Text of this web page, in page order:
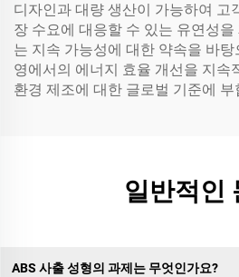
디자인과 대량 생산이 가능하여 고
장 수요에 대응할 수 있는 유연성
는 지속 가능성에 대한 약속을 바
영에서의 에너지 효율 개선을 지속
환경 제조에 대한 글로벌 기준에
일반적인
ABS 사출 성형의 과제는 무엇인가요?